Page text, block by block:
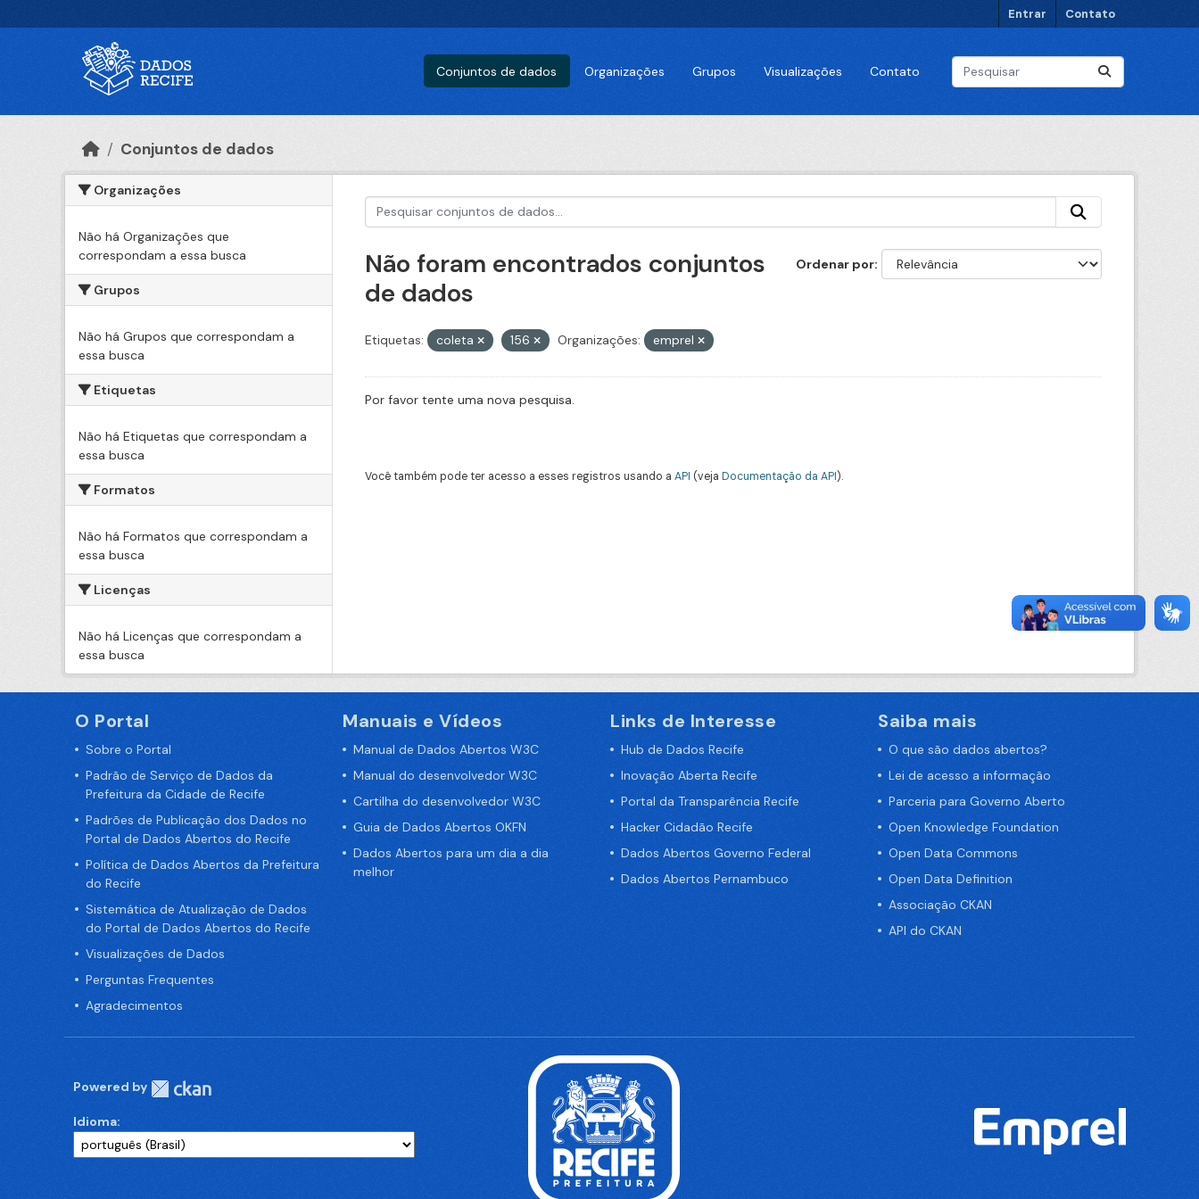
Entrar Contato
Conjuntos de dados Organizações Grupos Visualizações Contato
Conjuntos de dados
Organizações
Não há Organizações que
correspondam a essa busca
Grupos
Não há Grupos que correspondam a
essa busca
Etiquetas
Não há Etiquetas que correspondam a
essa busca
Formatos
Não há Formatos que correspondam a
essa busca
Licenças
Não há Licenças que correspondam a
essa busca
Ordenar por
Não foram encontrados conjuntos
de dados
Etiquetas: coleta 156 Organizações: emprel
Por favor tente uma nova pesquisa.
Você também pode ter acesso a esses registros usando a API (veja Documentação da API).
O Portal
Sobre o Portal
Padrão de Serviço de Dados da
Prefeitura da Cidade de Recife
Padrões de Publicação dos Dados no
Portal de Dados Abertos do Recife
Política de Dados Abertos da Prefeitura
do Recife
Sistemática de Atualização de Dados
do Portal de Dados Abertos do Recife
Visualizações de Dados
Perguntas Frequentes
Agradecimentos
Manuais e Vídeos
Manual de Dados Abertos W3C
Manual do desenvolvedor W3C
Cartilha do desenvolvedor W3C
Guia de Dados Abertos OKFN
Dados Abertos para um dia a dia
melhor
Links de Interesse
Hub de Dados Recife
Inovação Aberta Recife
Portal da Transparência Recife
Hacker Cidadão Recife
Dados Abertos Governo Federal
Dados Abertos Pernambuco
Saiba mais
O que são dados abertos?
Lei de acesso a informação
Parceria para Governo Aberto
Open Knowledge Foundation
Open Data Commons
Open Data Definition
Associação CKAN
API do CKAN
Powered by
Idioma